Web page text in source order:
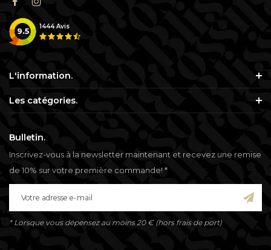
9.5 1444Avis
L'information.
Les catégories.
Bulletin.
Inscrivez-vous à la newsletter maintenant et recevez une remise
de 10% sur votre première commande! *
* Lorsque vous dépensez au moins 20 € (hors frais de port)